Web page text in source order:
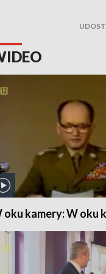
oku kamery: W oku